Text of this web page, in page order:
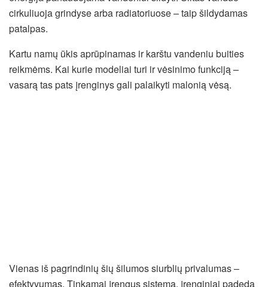
cirkuliuoja grindyse arba radiatoriuose – taip šildydamas
patalpas.
Kartu namų ūkis aprūpinamas ir karštu vandeniu buities
reikmėms. Kai kurie modeliai turi ir vėsinimo funkciją –
vasarą tas pats įrenginys gali palaikyti malonią vėsą.
Vienas iš pagrindinių šių šilumos siurblių privalumas –
efektyvumas. Tinkamai įrengus sistemą, įrenginiai padeda